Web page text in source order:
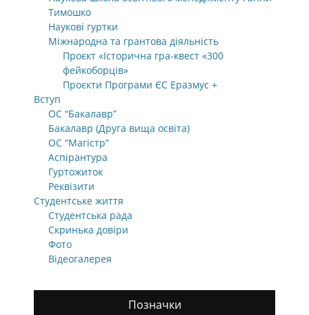
Тимошко
Наукові гуртки
Міжнародна та грантова діяльність
Проєкт «Історична гра-квест «300
фейкоборців»
Проєкти Програми ЄС Еразмус +
Вступ
ОС “Бакалавр”
Бакалавр (Друга вища освіта)
ОС “Магістр”
Аспірантура
Гуртожиток
Реквізити
Студентське життя
Студентська рада
Скринька довіри
Фото
Відеогалерея
Позначки